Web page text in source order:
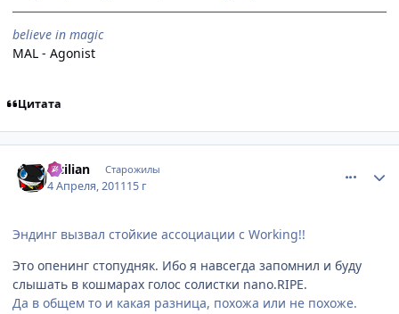
believe in magic
MAL - Agonist
Цитата
Sicilian Старожилы
4 Апреля, 201115 г
Эндинг вызвал стойкие ассоциации с Working!!
Это опенинг стопудняк. Ибо я навсегда запомнил и буду
слышать в кошмарах голос солистки nano.RIPE.
Да в общем то и какая разница, похожа или не похоже.